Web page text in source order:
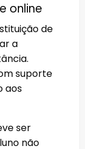
online
de
a
suporte
aos
ser
não